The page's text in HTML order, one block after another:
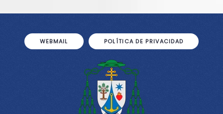
WEBMAIL POLÍTICA DE PRIVACIDAD